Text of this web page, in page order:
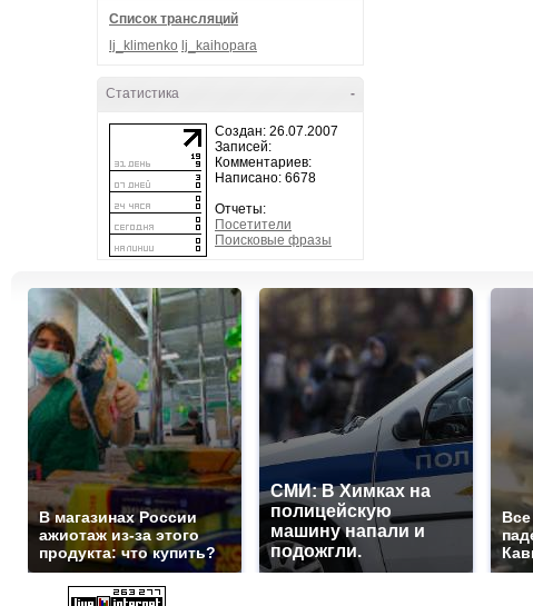
Список трансляций
lj_klimenko lj_kaihopara
-
Статистика
Создан: 26.07.2007
Записей:
Комментариев:
Написано: 6678
Отчеты:
Посетители
Поисковые фразы
В магазинах России
ажиотаж из-за этого
продукта: что купить?
СМИ: В Химках на
полицейскую
машину напали и
подожгли.